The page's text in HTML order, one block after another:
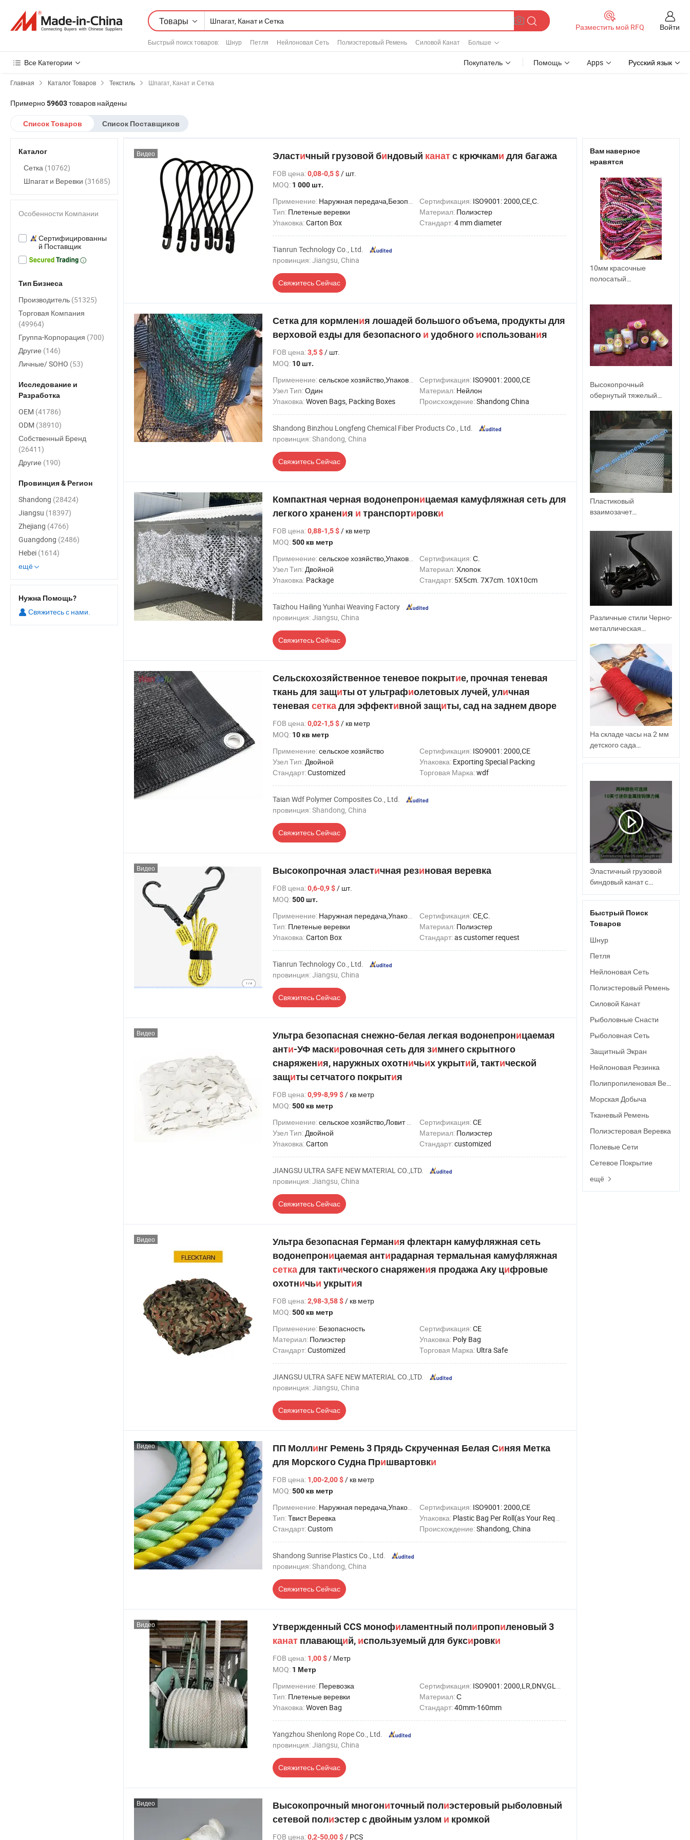
Товары
Быстрый поиск товаров: Шнур Петля Нейлоновая Сеть Полиэстеровый Ремень Силовой Канат Больше
Разместить мой RFQ Войти
Все Категории Покупатель Помощь Apps Русский язык
Главная Каталог Товаров Текстиль Шпагат, Канат и Сетка
Примерно59603товаров найдены
Список Товаров Список Поставщиков
Эластичный грузовой биндовый канатс крючками для багажа
FOB цена:0,08-0,5 $/ шт.
MOQ: 1 000 шт.
Применение: Наружная передача,Безопасность Сертификация: ISO9001: 2000,CE,С.
Тип: Плетеные веревки Материал: Полиэстер
Упаковка:Carton Box Стандарт:4 mm diameter
Tianrun Technology Co., Ltd.
провинция: Jiangsu, China
Свяжитесь Сейчас
Видео
Сетка для кормления лошадей большого объема, продукты для
верховой езды для безопасного и удобного использования
FOB цена:3,5 $/ шт.
MOQ: 10 шт.
Применение:сельское хозяйство,Упаковка Сертификация: ISO9001: 2000,CE
Узел Тип:Один Материал: Нейлон
Упаковка:Woven Bags, Packing Boxes Происхождение:Shandong China
Shandong Binzhou Longfeng Chemical Fiber Products Co., Ltd.
провинция: Shandong, China
Свяжитесь Сейчас
Компактная черная водонепроницаемая камуфляжная сеть для
легкого хранения и транспортировки
FOB цена:0,88-1,5 $/ кв метр
MOQ:500 кв метр
Применение:сельское хозяйство,Упаковка,Ловит рыбу,Перевозка,Безопасность Сертификация:С.
Узел Тип:Двойной Материал:Хлопок
Упаковка: Package Стандарт: 5X5cm. 7X7cm. 10X10cm
Taizhou Hailing Yunhai Weaving Factory
провинция: Jiangsu, China
Свяжитесь Сейчас
Сельскохозяйственное теневое покрытие, прочная теневая
ткань для защиты от ультрафиолетовых лучей, уличная
теневая сеткадля эффективной защиты, сад на заднем дворе
FOB цена:0,02-1,5 $/ кв метр
MOQ: 10 кв метр
Применение:сельское хозяйство Сертификация: ISO9001: 2000,CE
Узел Тип:Двойной Упаковка: Exporting Special Packing
Стандарт:Customized Торговая Марка:wdf
Taian Wdf Polymer Composites Co., Ltd.
провинция: Shandong, China
Свяжитесь Сейчас
Высокопрочная эластичная резиновая веревка
FOB цена:0,6-0,9 $/ шт.
MOQ:500 шт.
Применение: Наружная передача,Упаковка,сельское хозяйство,Перевозка,Безопасность Сертификация:CE,С.
Тип: Плетеные веревки Материал: Полиэстер
Упаковка:Carton Box Стандарт:as customer request
Tianrun Technology Co., Ltd.
провинция: Jiangsu, China
Свяжитесь Сейчас
Видео
Ультра безопасная снежно-белая легкая водонепроницаемая
анти-УФ маскировочная сеть для зимнего скрытного
снаряжения, наружных охотничьих укрытий, тактической
защиты сетчатого покрытия
FOB цена:0,99-8,99 $/ кв метр
MOQ:500 кв метр
Применение:сельское хозяйство,Ловит рыбу,Безопасность Сертификация:CE
Узел Тип:Двойной Материал: Полиэстер
Упаковка:Carton Стандарт:customized
JIANGSU ULTRA SAFE NEW MATERIAL CO.,LTD.
провинция: Jiangsu, China
Свяжитесь Сейчас
Видео
Ультра безопасная Германия флектарн камуфляжная сеть
водонепроницаемая антирадарная термальная камуфляжная
сеткадля тактического снаряжения продажа Аку цифровые
охотничьи укрытия
FOB цена:2,98-3,58 $/ кв метр
MOQ:500 кв метр
Применение: Безопасность Сертификация:CE
Материал: Полиэстер Упаковка: Poly Bag
Стандарт:Customized Торговая Марка: Ultra Safe
JIANGSU ULTRA SAFE NEW MATERIAL CO.,LTD.
провинция: Jiangsu, China
Свяжитесь Сейчас
Видео
ПП Моллинг Ремень 3 Прядь Скрученная Белая Синяя Метка
для Морского Судна Пришвартовки
FOB цена: 1,00-2,00 $/ кв метр
MOQ:500 кв метр
Применение: Наружная передача,Упаковка,Перевозка,Украшение Сертификация: ISO9001: 2000,CE
Тип:Твист Веревка Упаковка: Plastic Bag Per Roll(as Your Request)
Стандарт:Custom Происхождение:Shandong, China
Shandong Sunrise Plastics Co., Ltd.
провинция: Shandong, China
Свяжитесь Сейчас
Видео
Утвержденный CCS монофиламентный полипропиленовый 3
канат плавающий, используемый для буксировки
FOB цена: 1,00 $/ Метр
MOQ: 1 Метр
Применение: Перевозка Сертификация: ISO9001: 2000,LR,DNV,GL,ABS,CCS
Тип: Плетеные веревки Материал:С
Упаковка:Woven Bag Стандарт:40mm-160mm
Yangzhou Shenlong Rope Co., Ltd.
провинция: Jiangsu, China
Свяжитесь Сейчас
Видео
Высокопрочный многониточный полиэстеровый рыболовный
сетевой полиэстер с двойным узлом и кромкой
FOB цена:0,2-50,00 $/ PCS
Видео
Вам наверное
нравятся
10мм красочные
полосатый
Высокопрочный
обернутый тяжелый
Пластиковый
взаимозачет
сертификатом ISO
Различные стили Черно-
металлическая
На складе часы на 2 мм
детского сада
декоративные ручной
работы цвет веревки
Эластичный грузовой
биндовый канат с
крючками для багажа
Быстрый Поиск
Товаров
Шнур
Петля
Нейлоновая Сеть
Полиэстеровый Ремень
Силовой Канат
Рыболовные Снасти
Рыболовная Сеть
Защитный Экран
Нейлоновая Резинка
Полипропиленовая Веревка
Морская Добыча
Тканевый Ремень
Полиэстеровая Веревка
Полевые Сети
Сетевое Покрытие
ещё
Каталог
Сетка (10762)
Шпагат и Веревки (31685)
Особенности Компании
Сертифицированны
й Поставщик
Тип Бизнеса
Производитель (51325)
Торговая Компания
(49964)
Группа-Корпорация (700)
Другие (146)
Личные/ SOHO (53)
Исследование и
Разработка
OEM (41786)
ODM (38910)
Собственный Бренд
(26411)
Другие (190)
Провинция & Регион
Shandong (28424)
Jiangsu (18397)
Zhejiang (4766)
Guangdong (2486)
Hebei (1614)
ещё
Нужна Помощь?
Свяжитесь с нами.